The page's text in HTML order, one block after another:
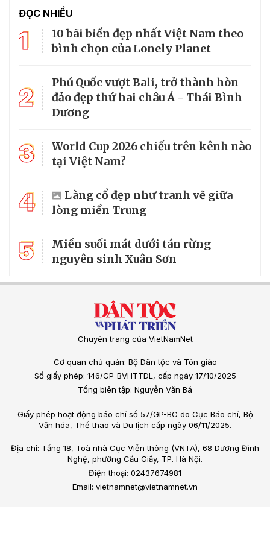
ĐỌC NHIỀU
1
10 bãi biển đẹp nhất Việt Nam theo
bình chọn của Lonely Planet
2
Phú Quốc vượt Bali, trở thành hòn
đảo đẹp thứ hai châu Á - Thái Bình
Dương
3
World Cup 2026 chiếu trên kênh nào
tại Việt Nam?
4
Làng cổ đẹp như tranh vẽ giữa
lòng miền Trung
5
Miền suối mát dưới tán rừng
nguyên sinh Xuân Sơn
Chuyên trang của VietNamNet
Cơ quan chủ quản: Bộ Dân tộc và Tôn giáo
Số giấy phép: 146/GP-BVHTTDL, cấp ngày 17/10/2025
Tổng biên tập: Nguyễn Văn Bá
Giấy phép hoạt động báo chí số 57/GP-BC do Cục Báo chí, Bộ
Văn hóa, Thể thao và Du lịch cấp ngày 06/11/2025.
Địa chỉ: Tầng 18, Toà nhà Cục Viễn thông (VNTA), 68 Dương Đình
Nghệ, phường Cầu Giấy, TP. Hà Nội.
Điện thoại: 02437674981
Email: vietnamnet@vietnamnet.vn